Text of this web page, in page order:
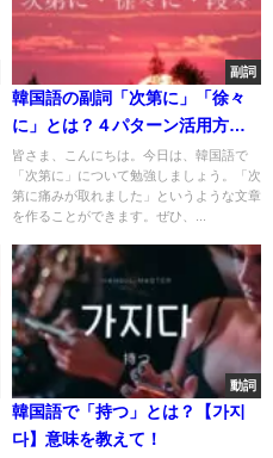
副詞
韓国語の副詞「次第に」「徐々
に」とは？４パターン活用方
法！
皆さま、こんにちは。今日は、韓国語で
「次第に」について勉強しましょう。「次
第に痛みが取れました」というような文章
を作ることができます。ぜひ、...
動詞
韓国語で「持つ」とは？【가지
다】意味を教えて！